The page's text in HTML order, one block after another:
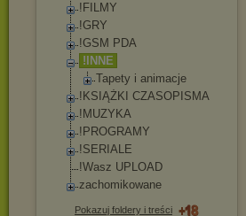
!FILMY
!GRY
!GSM PDA
!INNE
Tapety i animacje
!KSIĄŻKI CZASOPISMA
!MUZYKA
!PROGRAMY
!SERIALE
!Wasz UPLOAD
zachomikowane
Pokazuj foldery i treści